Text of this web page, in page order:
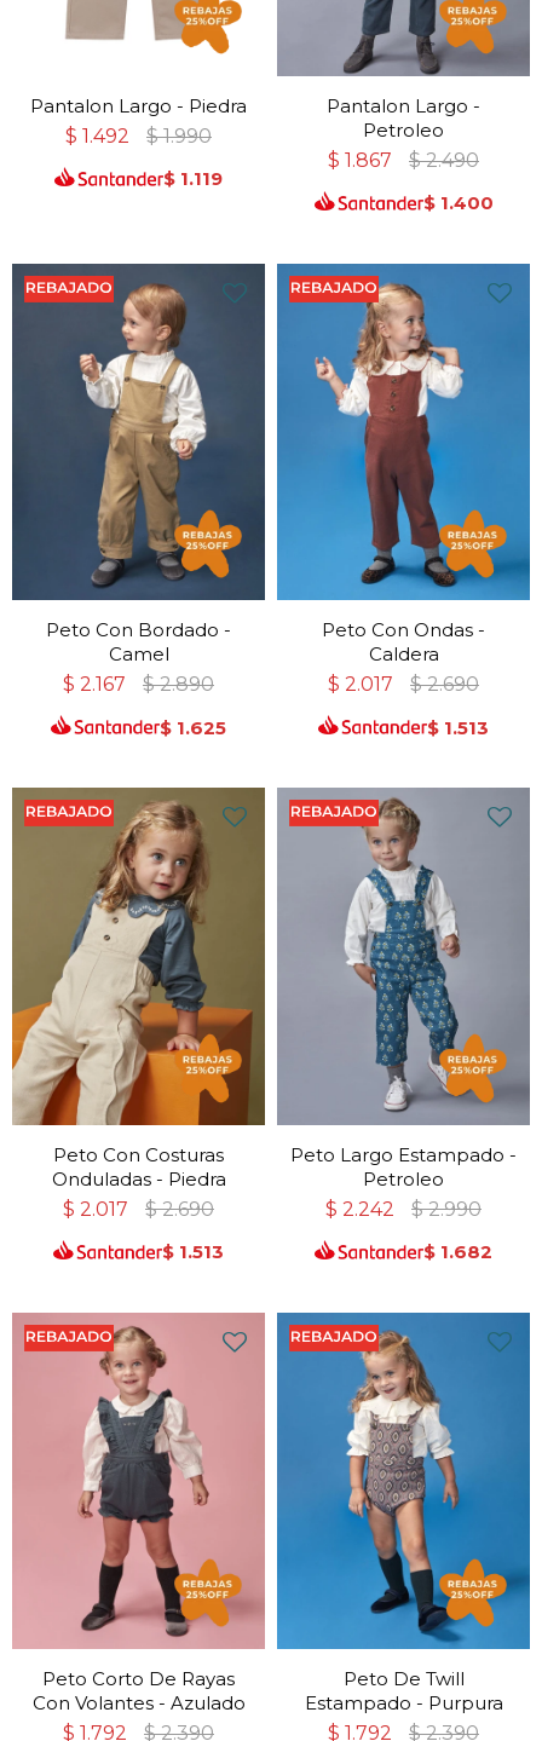
Pantalon Largo - Piedra
$ 1.492 $ 1.990
$ 1.119
Pantalon Largo -
Petroleo
$ 1.867 $ 2.490
$ 1.400
Peto Con Bordado -
Camel
$ 2.167 $ 2.890
$ 1.625
Peto Con Ondas -
Caldera
$ 2.017 $ 2.690
$ 1.513
Peto Con Costuras
Onduladas - Piedra
$ 2.017 $ 2.690
$ 1.513
Peto Largo Estampado -
Petroleo
$ 2.242 $ 2.990
$ 1.682
Peto Corto De Rayas
Con Volantes - Azulado
$ 1.792 $ 2.390
Peto De Twill
Estampado - Purpura
$ 1.792 $ 2.390